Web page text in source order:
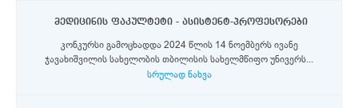
მედიცინის ფაკულტეტი - ასისტენტ-პროფესორები
კონკურსი გამოცხადდა 2024 წლის 14 ნოემბერს ივანე
ჯავახიშვილის სახელობის თბილისის სახელმწიფო უნივერს...
სრულად ნახვა